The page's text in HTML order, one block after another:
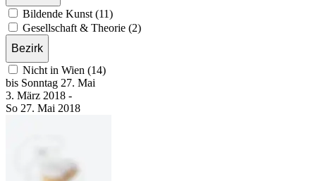
Bildende Kunst (11)
Gesellschaft & Theorie (2)
Bezirk
Nicht in Wien (14)
bis Sonntag 27. Mai
3. März 2018 -
So 27. Mai 2018